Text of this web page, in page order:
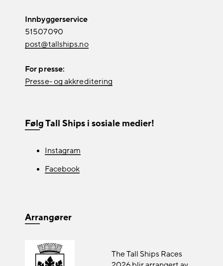
Innbyggerservice
51507090
post@tallships.no
For presse:
Presse- og akkreditering
Følg Tall Ships i sosiale medier!
Instagram
Facebook
Arrangører
The Tall Ships Races